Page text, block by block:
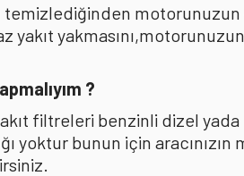
yakıt
?
filtreleri benzinli dizel
yoktur bunun için